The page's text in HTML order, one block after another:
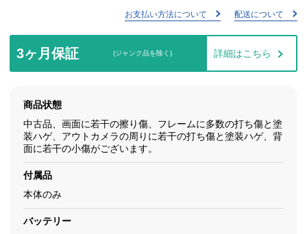
お支払い方法について 配送について
3ヶ月保証 (ジャンク品を除く) 詳細はこちら
商品状態
中古品、画面に若干の擦り傷、フレームに多数の打ち傷と塗
装ハゲ、アウトカメラの周りに若干の打ち傷と塗装ハゲ、背
面に若干の小傷がございます。
付属品
本体のみ
バッテリー